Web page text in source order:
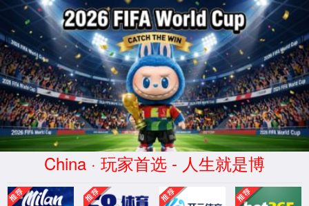
404
诶呀! 页面找不到啦。
您可以返回首页，或者访问JPress获得帮助。
XML 地图